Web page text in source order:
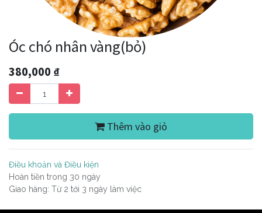
Óc chó nhân vàng(bỏ)
380,000 ₫
Thêm vào giỏ
Điều khoản và Điều kiện
Hoàn tiền trong 30 ngày
Giao hàng: Từ 2 tới 3 ngày làm việc